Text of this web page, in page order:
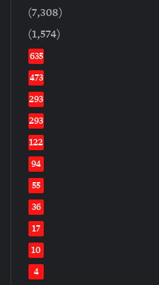
(7,308)
(1,574)
635
473
293
293
122
94
55
36
17
10
4